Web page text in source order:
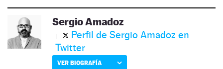
Sergio Amadoz
Perfil de Sergio Amadoz en
Twitter
VER BIOGRAFÍA